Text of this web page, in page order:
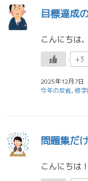
目標達成
+3
2025年12月7日
今年の反省, 修
問題集だ